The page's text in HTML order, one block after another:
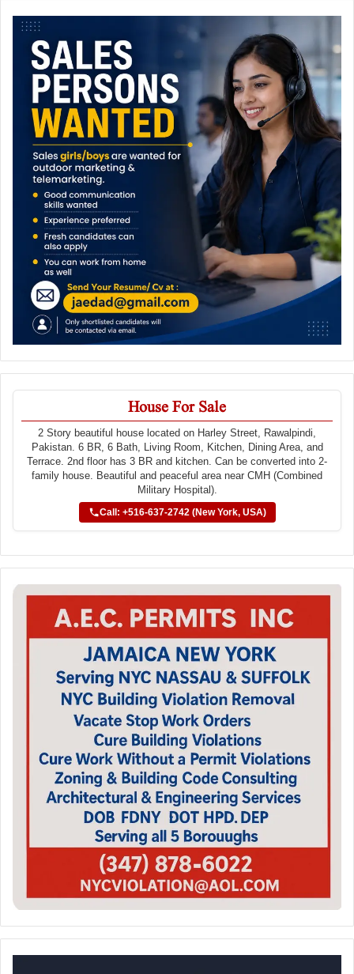
House For Sale
2 Story beautiful house located on Harley Street, Rawalpindi,
Pakistan. 6 BR, 6 Bath, Living Room, Kitchen, Dining Area, and
Terrace. 2nd floor has 3 BR and kitchen. Can be converted into 2-
family house. Beautiful and peaceful area near CMH (Combined
Military Hospital).
Call: +516-637-2742 (New York, USA)